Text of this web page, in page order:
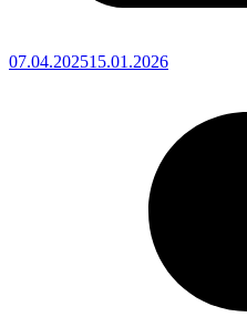
07.04.202515.01.2026